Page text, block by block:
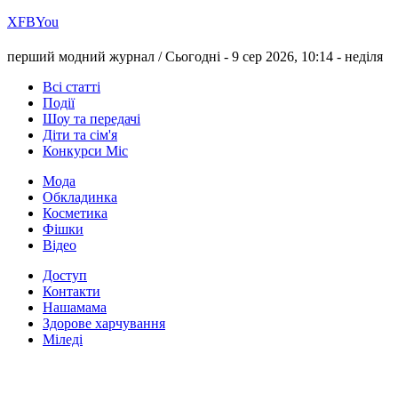
ХFBYou
перший модний журнал /Сьогодні - 9 сер 2026, 10:14 - неділя
Всі статті
Події
Шоу та передачі
Діти та сім'я
Конкурси Міс
Мода
Обкладинка
Косметика
Фішки
Відео
Доступ
Контакти
Нашамама
Здорове харчування
Міледі